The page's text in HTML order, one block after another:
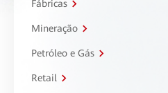
Fábricas
Mineração
Petróleo e Gás
Retail